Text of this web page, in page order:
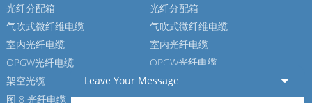
光纤分配箱
气吹式微纤维电缆
室内光纤电缆
OPGW光纤电缆
架空光缆
图 8 光纤电缆
光纤分配箱
气吹式微纤维电缆
室内光纤电缆
OPGW光纤电缆
架空光缆
图 8 光纤电缆
Leave Your Message